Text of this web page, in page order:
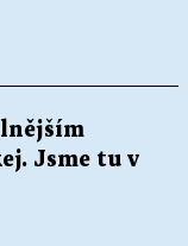
Jsme tu v